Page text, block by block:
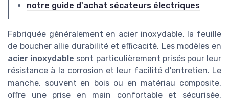
notre guide d'achat sécateurs électriques
Fabriquée généralement en acier inoxydable, la feuille
de boucher allie durabilité et efficacité. Les modèles en
acier inoxydable sont particulièrement prisés pour leur
résistance à la corrosion et leur facilité d'entretien. Le
manche, souvent en bois ou en matériau composite,
offre une prise en main confortable et sécurisée,